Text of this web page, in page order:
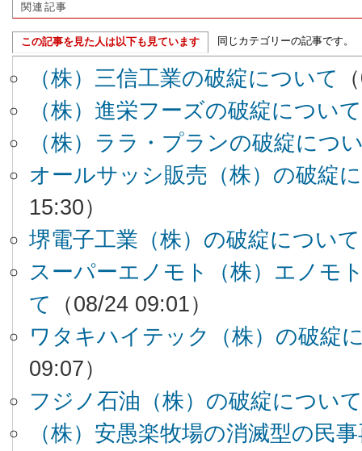
関連記事
この記事を見た人は以下も見ています 同じカテゴリーの記事です。
（株）三信工業の破綻について
（株）進栄フーズの破綻について
（株）ララ・プランの破綻につ
オールサッシ販売（株）の破綻
15:30）
堺電子工業（株）の破綻について
スーパーエノモト（株）エノモ
て
（08/24 09:01）
ワタキハイテック（株）の破綻
09:07）
フジノ石油（株）の破綻について
（株）安愚楽牧場の消滅型の民